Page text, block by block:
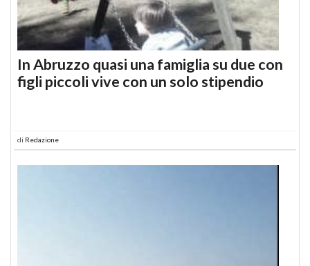
In Abruzzo quasi una famiglia su due con
figli piccoli vive con un solo stipendio
di Redazione